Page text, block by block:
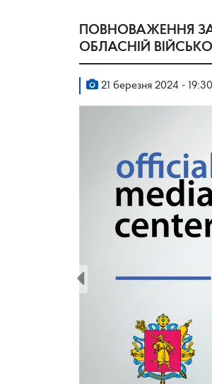
ПОВНОВАЖЕННЯ
ОБЛАСНІЙ
21 березня 2024 - 19:30